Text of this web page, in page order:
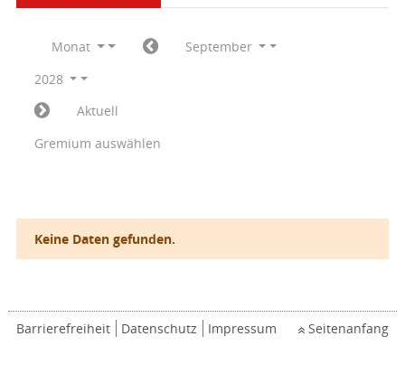
Monat
September
2028
Aktuell
Gremium auswählen
Keine Daten gefunden.
Barrierefreiheit Datenschutz Impressum Seitenanfang